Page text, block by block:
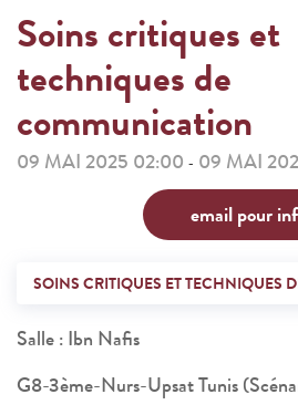
Soins critiques et
techniques de
communication
09 MAI 2025 02:00 - 09 MAI
email pour
SOINS CRITIQUES ET TECHNIQUES
Salle : Ibn Nafis
G8-3ème-Nurs-Upsat Tunis